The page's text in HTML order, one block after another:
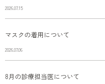
2026.07.15
マスクの着用について
2026.07.06
8月の診療担当医について